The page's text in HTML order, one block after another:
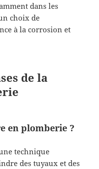
dans les
choix de
à la corrosion et
de la
en plomberie ?
technique
des tuyaux et des